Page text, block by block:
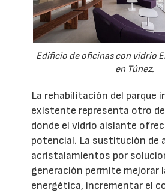
Edificio de oficinas con vidrio
en Túnez.
La rehabilitación del parque
existente representa otro
donde el vidrio aislante
potencial. La sustitución de
acristalamientos por
generación permite mejorar
energética, incrementar el